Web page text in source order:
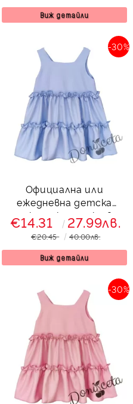
Виж детайли
Официална или
ежедневна детска
рокля с къдрички в
светлосиньо
-30%
€14.31 27.99лв.
€20.45 40.00лв.
Виж детайли
-30%